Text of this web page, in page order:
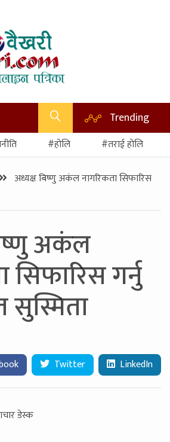
Trending
#होलि #तराई होलि
अध्यक्ष बिष्णु अकंल नागरिकता सिफारिस
अकंल
सिफारिस गर्नु
सुस्मिता
Twitter LinkedIn
डेस्क